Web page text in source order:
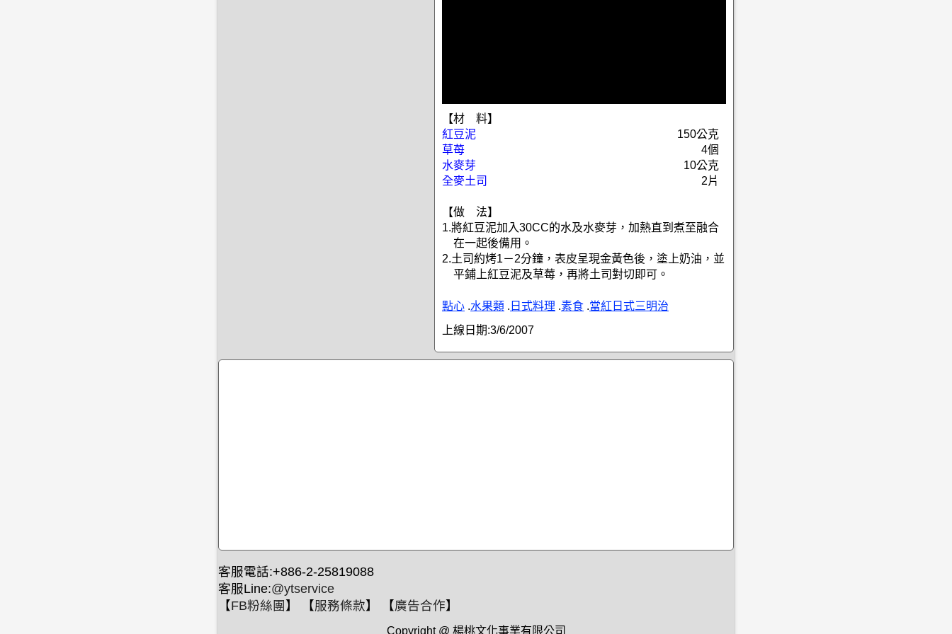
【材 料】
紅豆泥
150公克
草苺
4個
水麥芽
10公克
全麥土司
2片
【做 法】
1.將紅豆泥加入30CC的水及水麥芽，加熱直到煮至融合
在一起後備用。
2.土司約烤1－2分鐘，表皮呈現金黃色後，塗上奶油，並
平鋪上紅豆泥及草莓，再將土司對切即可。
點心 .水果類 . 日式料理 .素食 .當紅日式三明治
上線日期:3/6/2007
客服電話:+886-2-25819088
客服Line:@ytservice
【FB粉絲團 】 【服務條款】 【廣告合作】
Copyright @ 楊桃文化事業有限公司